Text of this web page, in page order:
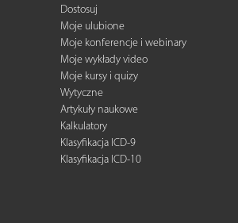
Dostosuj
Moje ulubione
Moje konferencje i webinary
Moje wykłady video
Moje kursy i quizy
Wytyczne
Artykuły naukowe
Kalkulatory
Klasyfikacja ICD-9
Klasyfikacja ICD-10